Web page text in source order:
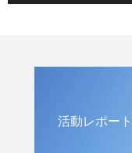
活動レポート